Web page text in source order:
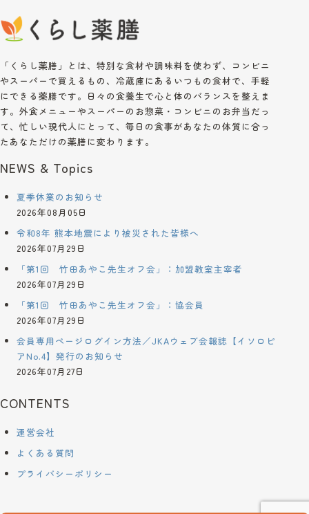
「くらし薬膳」とは、特別な食材や調味料を使わず、コンビニ
やスーパーで買えるもの、冷蔵庫にあるいつもの食材で、手軽
にできる薬膳です。日々の食養生で心と体のバランスを整えま
す。外食メニューやスーパーのお惣菜・コンビニのお弁当だっ
て、忙しい現代人にとって、毎日の食事があなたの体質に合っ
たあなただけの薬膳に変わります。
NEWS & Topics
夏季休業のお知らせ
2026年08月05日
令和8年 熊本地震により被災された皆様へ
2026年07月29日
「第1回 竹田あやこ先生オフ会」：加盟教室主宰者
2026年07月29日
「第1回 竹田あやこ先生オフ会」：協会員
2026年07月29日
会員専用ページログイン方法／JKAウェブ会報誌【イソロピ
アNo.4】発行のお知らせ
2026年07月27日
CONTENTS
運営会社
よくある質問
プライバシーポリシー